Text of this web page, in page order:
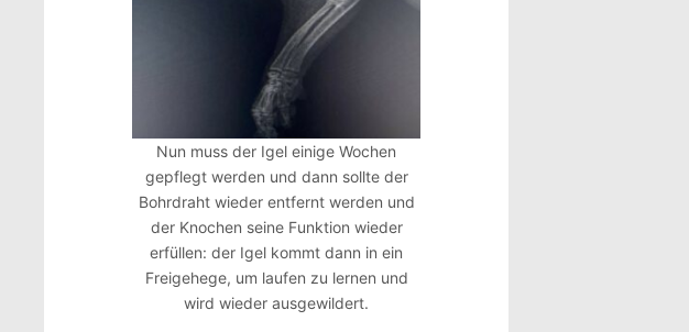
Nun muss der Igel einige Wochen
gepflegt werden und dann sollte der
Bohrdraht wieder entfernt werden und
der Knochen seine Funktion wieder
erfüllen: der Igel kommt dann in ein
Freigehege, um laufen zu lernen und
wird wieder ausgewildert.